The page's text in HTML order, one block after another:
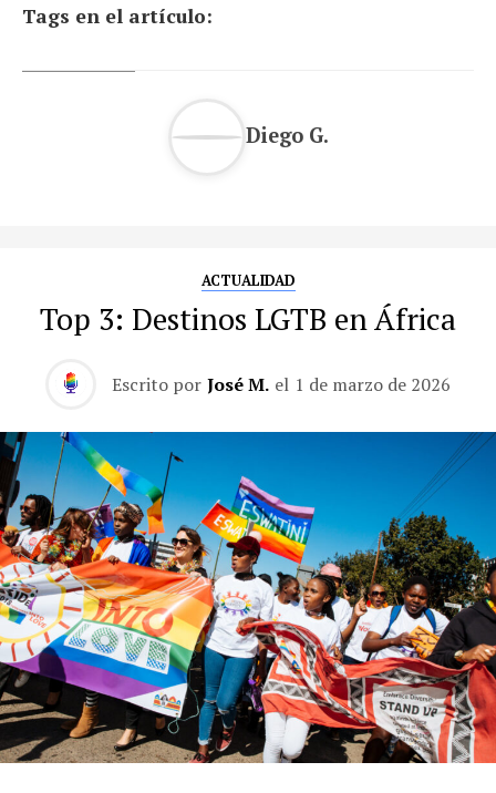
Tags en el artículo:
Diego G.
ACTUALIDAD
Top 3: Destinos LGTB en África
Escrito por José M. el 1 de marzo de 2026